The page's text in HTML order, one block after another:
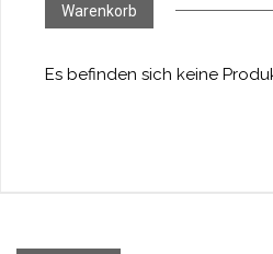
Warenkorb
Es befinden sich keine